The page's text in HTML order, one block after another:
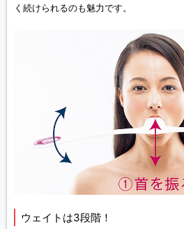
く続けられるのも魅力です。
ウェイトは3段階！